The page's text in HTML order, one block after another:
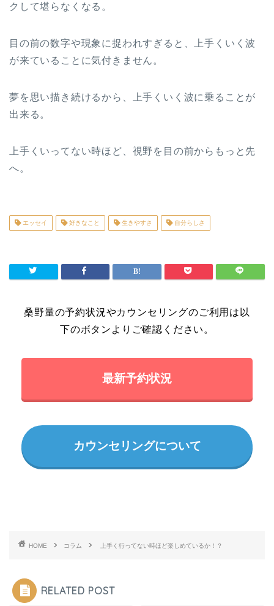
クして堪らなくなる。
目の前の数字や現象に捉われすぎると、上手くいく波
が来ていることに気付きません。
夢を思い描き続けるから、上手くいく波に乗ることが
出来る。
上手くいってない時ほど、視野を目の前からもっと先
へ。
エッセイ 好きなこと 生きやすさ 自分らしさ
桑野量の予約状況やカウンセリングのご利用は以
下のボタンよりご確認ください。
最新予約状況
カウンセリングについて
HOME コラム 上手く行ってない時ほど楽しめているか！？
RELATED POST